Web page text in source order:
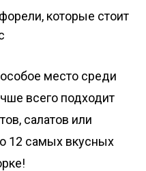
место среди
всего подходит
салатов или
12 самых вкусных